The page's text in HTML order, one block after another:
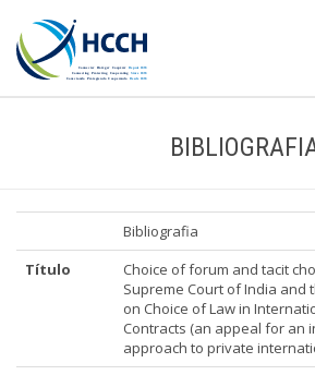
Bibliografia
Título
Choice of forum and tacit
Supreme Court of India and
on Choice of Law in
Contracts (an appeal for an
approach to private